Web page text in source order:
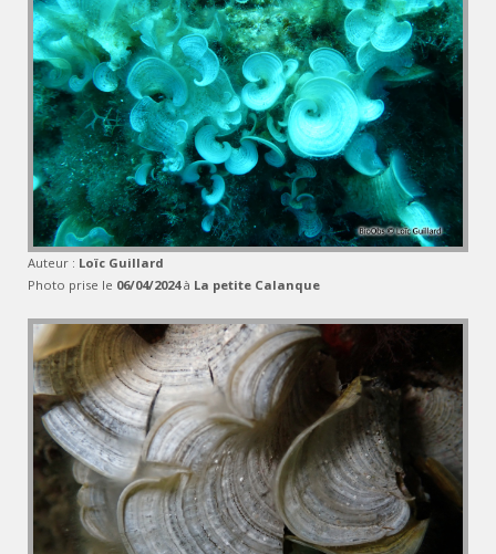
Auteur : Loïc Guillard
Photo prise le 06/04/2024à La petite Calanque